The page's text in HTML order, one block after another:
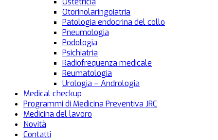
Otorinolaringoiatria
Patologia endocrina del collo
Pneumologia
Podologia
Psichiatria
Radiofrequenza medicale
Reumatologia
Urologia – Andrologia
Medical checkup
Programmi di Medicina Preventiva JRC
Medicina del lavoro
Novità
Contatti